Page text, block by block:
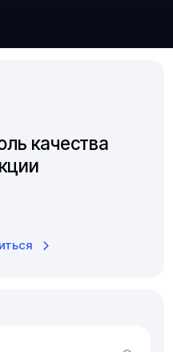
качества